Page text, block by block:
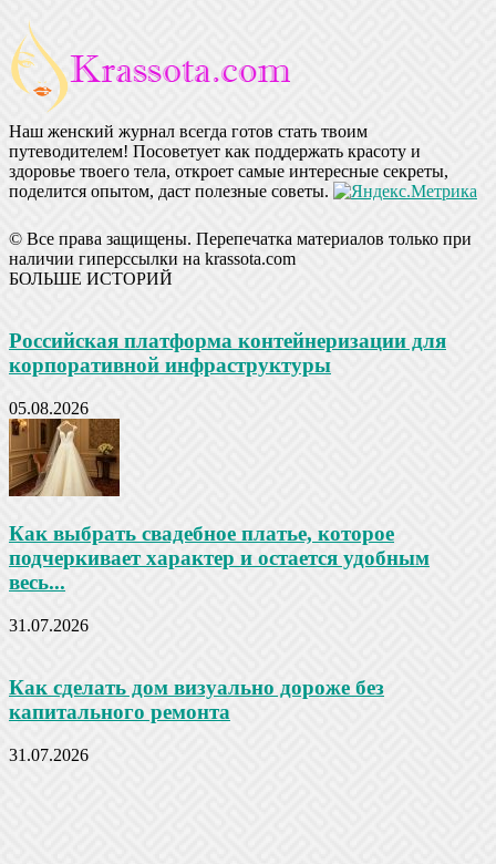
Наш женский журнал всегда готов стать твоим
путеводителем! Посоветует как поддержать красоту и
здоровье твоего тела, откроет самые интересные секреты,
поделится опытом, даст полезные советы.
© Все права защищены. Перепечатка материалов только при
наличии гиперссылки на krassota.com
БОЛЬШЕ ИСТОРИЙ
Российская платформа контейнеризации для
корпоративной инфраструктуры
05.08.2026
Как выбрать свадебное платье, которое
подчеркивает характер и остается удобным
весь...
31.07.2026
Как сделать дом визуально дороже без
капитального ремонта
31.07.2026